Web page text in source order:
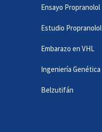
Ensayo Propranolol
Estudio Propranolol
Embarazo en VHL
Ingeniería Genética
Belzutifán